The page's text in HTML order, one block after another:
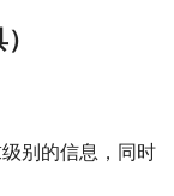
别的信息，同时